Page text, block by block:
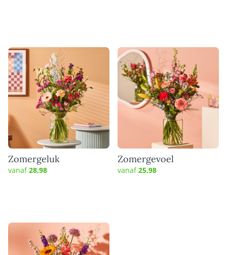
Zomergeluk
vanaf28,98
Zomergevoel
vanaf25,98